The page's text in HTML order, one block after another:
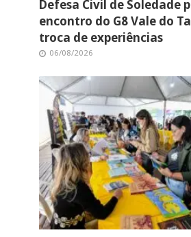
Defesa Civil de Soledade
encontro do G8 Vale do
troca de experiências
06/08/2026